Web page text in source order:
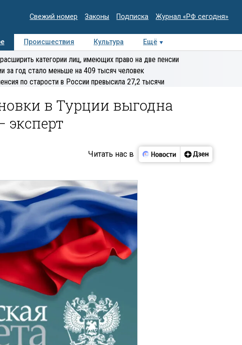
Свежий номер Законы Подписка Журнал «РФ сегодня»
Происшествия Культура Ещё
Медиацентр Интервью Колумнисты
Деловая
категории лиц, имеющих право на две пенсии
за год стало меньше на 409 тысяч человек
по старости в России превысила 27,2 тысячи
в Турции выгодна
эксперт
Читать нас в